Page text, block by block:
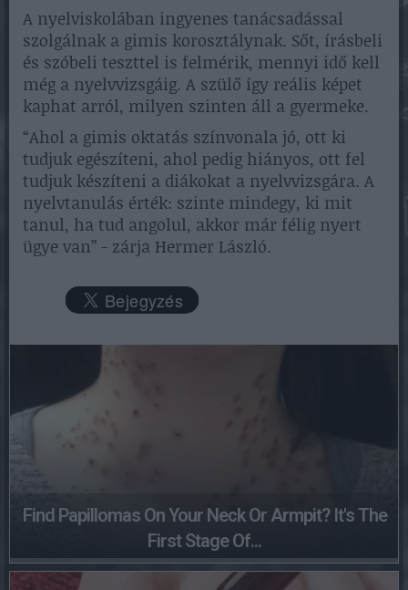
A nyelviskolában ingyenes tanácsadással
szolgálnak a gimis korosztálynak. Sőt, írásbeli
és szóbeli teszttel is felmérik, mennyi idő kell
még a nyelvvizsgáig. A szülő így reális képet
kaphat arról, milyen szinten áll a gyermeke.
“Ahol a gimis oktatás színvonala jó, ott ki
tudjuk egészíteni, ahol pedig hiányos, ott fel
tudjuk készíteni a diákokat a nyelvvizsgára. A
nyelvtanulás érték: szinte mindegy, ki mit
tanul, ha tud angolul, akkor már félig nyert
ügye van” - zárja Hermer László.
Find Papillomas On Your Neck Or Armpit? It's The
First Stage Of...